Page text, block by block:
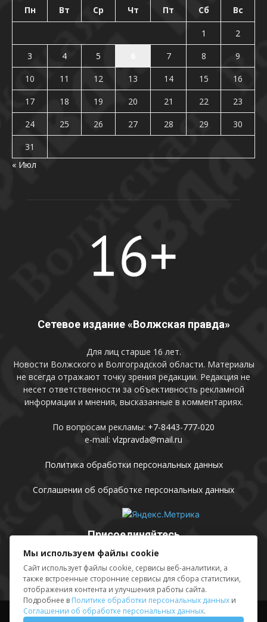
Пн Вт Ср Чт Пт Сб Вс
1
2
3
4 5 7 8
9
10
11 12 13 14 15
16
17
18 19 20 21 22
23
24
25 26 27 28 29
30
31
« Июл
Сетевое издание «Волжская правда»
Для лиц старше 16 лет.
Новости Волжского и Волгоградской области. Материалы
не всегда отражают точку зрения редакции. Редакция не
несет ответственности за объективность рекламной
информации и мнения, высказанные в комментариях.
По вопросам рекламы: +7-8443-777-020
e-mail: vlzpravda@mail.ru
Политика обработки персональных данных
Соглашении об обработке персональных данных
Присоединяйтесь
Выходные данные Sing in
Мы используем файлы cookie
Сайт использует файлы cookie, сервисы веб-аналитики, а
также встроенные сторонние сервисы для сбора статистики,
отображения контента и улучшения работы сайта.
Подробнее в Политике обработки персональных данных и
Соглашении об обработке персональных данных.